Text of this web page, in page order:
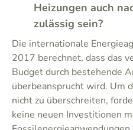
Heizungen auch
zulässig sein?
Die internationale
2017 berechnet, dass das
Budget durch bestehende
überbeansprucht wird. Um
nicht zu überschreiten,
keine neuen Investitionen